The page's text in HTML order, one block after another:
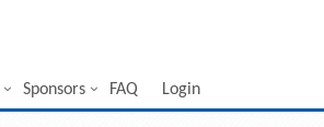
Sponsors FAQ Login